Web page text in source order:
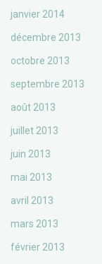
janvier 2014
décembre 2013
octobre 2013
septembre 2013
août 2013
juillet 2013
juin 2013
mai 2013
avril 2013
mars 2013
février 2013